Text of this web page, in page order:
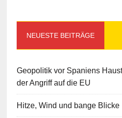
NEUESTE BEITRÄGE
Geopolitik vor Spaniens
der Angriff auf die EU
Hitze, Wind und bange Blicke